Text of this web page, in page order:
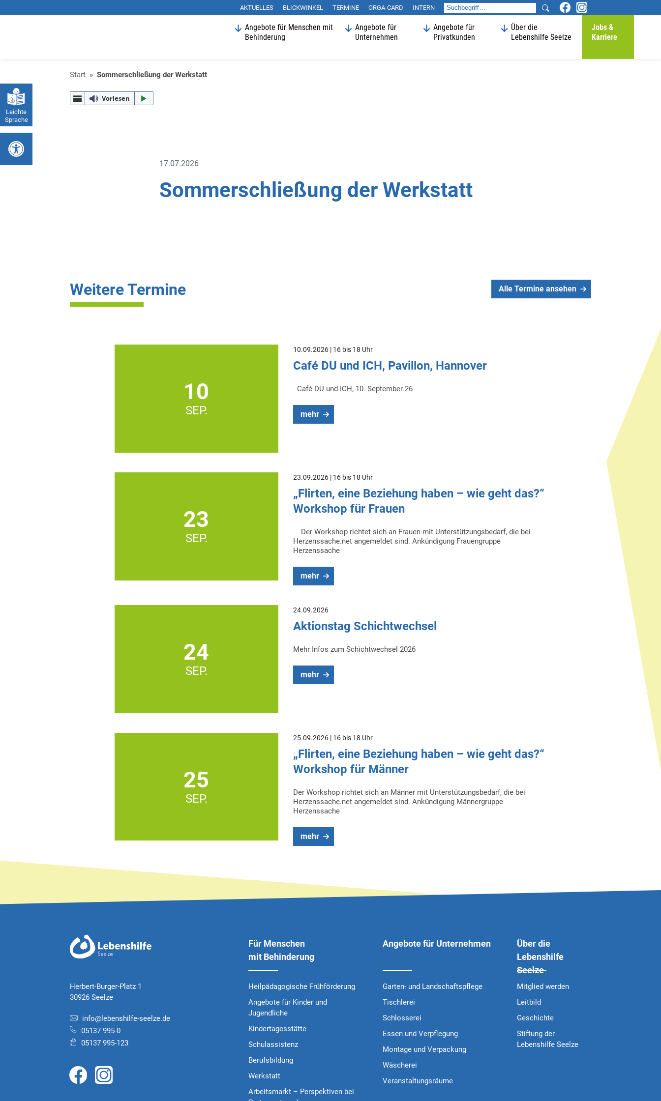
AKTUELLES BLICKWINKEL TERMINE ORGA-CARD INTERN
Suchen
Angebote für Menschen mit
Behinderung
Angebote für
Unternehmen
Angebote für
Privatkunden
Über die
Lebenshilfe Seelze
Jobs &
Karriere
Leichte
Sprache
Start » Sommerschließung der Werkstatt
Vorlesen
17.07.2026
Sommerschließung der Werkstatt
Weitere Termine Alle Termine ansehen
10
SEP.
10.09.2026 | 16 bis 18 Uhr
Café DU und ICH, Pavillon, Hannover
Café DU und ICH, 10. September 26
mehr
23
SEP.
23.09.2026 | 16 bis 18 Uhr
„Flirten, eine Beziehung haben – wie geht das?“
Workshop für Frauen
Der Workshop richtet sich an Frauen mit Unterstützungsbedarf, die bei
Herzenssache.net angemeldet sind. Ankündigung Frauengruppe
Herzenssache
mehr
24
SEP.
24.09.2026
Aktionstag Schichtwechsel
Mehr Infos zum Schichtwechsel 2026
mehr
25
SEP.
25.09.2026 | 16 bis 18 Uhr
„Flirten, eine Beziehung haben – wie geht das?“
Workshop für Männer
Der Workshop richtet sich an Männer mit Unterstützungsbedarf, die bei
Herzenssache.net angemeldet sind. Ankündigung Männergruppe
Herzenssache
mehr
Herbert-Burger-Platz 1
30926 Seelze
info@lebenshilfe-seelze.de
05137 995-0
05137 995-123
Für Menschen
mit Behinderung
Heilpädagogische Frühförderung
Angebote für Kinder und
Jugendliche
Kindertagesstätte
Schulassistenz
Berufsbildung
Werkstatt
Arbeitsmarkt – Perspektiven bei
Angebote für Unternehmen
Garten- und Landschaftspflege
Tischlerei
Schlosserei
Essen und Verpflegung
Montage und Verpackung
Wäscherei
Veranstaltungsräume
Über die
Lebenshilfe
Seelze
Mitglied werden
Leitbild
Geschichte
Stiftung der
Lebenshilfe Seelze
Werkzeugleiste öffnen